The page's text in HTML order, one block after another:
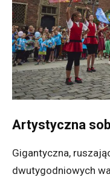
Artystyczna
Gigantyczna,
dwutygodniowych